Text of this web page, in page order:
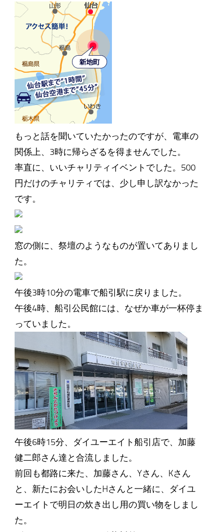
もっと話を聞いていたかったのですが、電車の
関係上、3時に帰らざるを得ませんでした。
率直に、いいチャリティイベントでした。500
円だけのチャリティでは、少し申し訳なかった
です。
窓の側に、祭壇のようなものが置いてありまし
た。
午後3時10分の電車で船引駅に戻りました。
午後4時、船引公民館には、なぜか車が一杯停ま
っていました。
午後6時15分、ダイユーエイト船引店で、加藤
健二郎さん達と合流しました。
前回も都路に来た、加藤さん、Yさん、Kさん
と、新たにお会いしたHさんと一緒に、ダイユ
ーエイトで明日の炊き出し用の買い物をしまし
た。